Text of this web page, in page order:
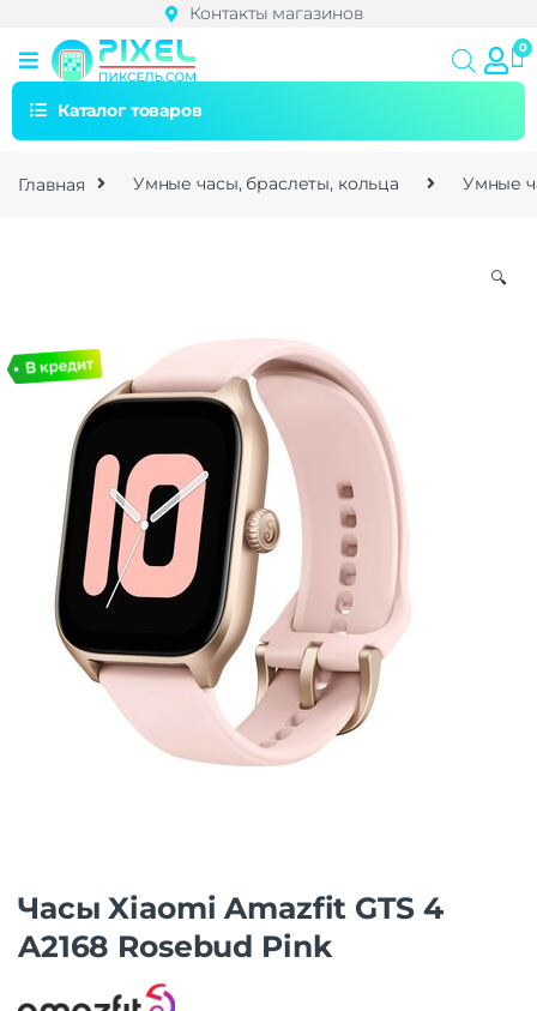
Контакты магазинов
Каталог товаров
Главная Умные часы, браслеты, кольца Умные
🔍
Часы Xiaomi Amazfit GTS 4
A2168 Rosebud Pink